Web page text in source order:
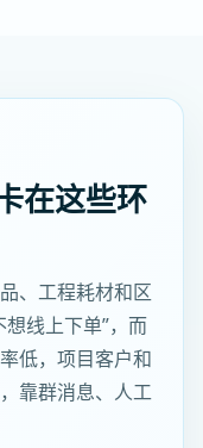
在这些环
、工程耗材和区
线上下单”，而
低，项目客户和
靠群消息、人工